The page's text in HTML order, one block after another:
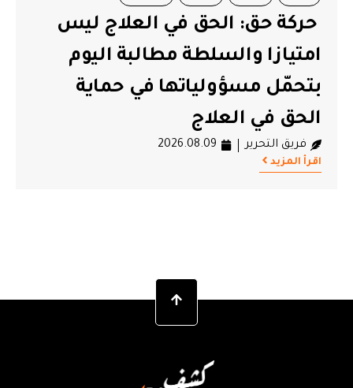
حق: الحق في العلاج ليس
والسلطة مطالبة اليوم
مسؤولياتها في حماية
في العلاج
2026.08.09